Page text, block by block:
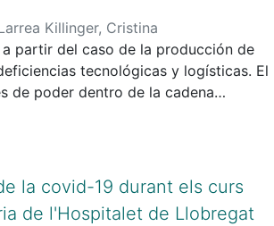
and a lack of trust in institutions,
the need to rethink labour
market as a lens for examining the
its evolving political economy.
Killinger, Cristina
partir del caso de la producción de
tecnológicas y logísticas. El
de poder dentro de la cadena
la optimización logística no se destina
En el caso de Lleida, la
gran distribución, y no del mayor
la covid-19 durant els curs
de l'Hospitalet de Llobregat